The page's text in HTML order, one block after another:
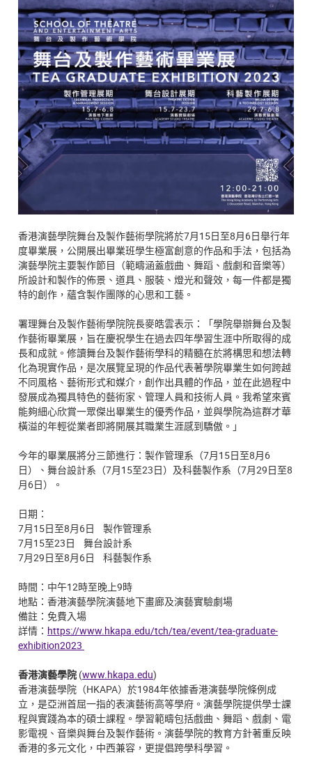
香港演藝學院舞台及製作藝術學院將於7月15日至8月6日舉行年
度畢業展，公開展出畢業班學生極富創意的作品和手法，包括為
演藝學院主要製作節目（範疇涵蓋戲曲、舞蹈、戲劇和音樂等）
所設計和製作的佈景、道具、服裝、燈光和聲效，每一件都是獨
特的創作，蘊含製作團隊的心思和工藝。
署理舞台及製作藝術學院院長麥皓雲表示：「學院舉辦舞台及製
作藝術畢業展，旨在慶祝學生在過去四年學習生涯中所取得的成
長和成就。修讀舞台及製作藝術學科的精髓在於將構思和想法轉
化為現實作品，是次展覽呈現的作品代表著學院畢業生如何跨越
不同風格、藝術形式和媒介，創作出具體的作品，並在此過程中
發展成為獨具特色的藝術家、管理人員和技術人員。我希望來賓
能夠細心欣賞一眾傑出畢業生的優秀作品，並與學院為這群才華
橫溢的年輕從業者即將開展其職業生涯感到驕傲。」
今年的畢業展將分三節進行：製作管理系（7月15日至8月6
日）、舞台設計系（7月15至23日）及科藝製作系（7月29日至8
月6日）。
日期：
7月15日至8月6日 製作管理系
7月15至23日 舞台設計系
7月29日至8月6日 科藝製作系
時間：中午12時至晚上9時
地點：香港演藝學院演藝地下畫廊及演藝實驗劇場
備註：免費入場
詳情： https://www.hkapa.edu/tch/tea/event/tea-graduate-
exhibition2023
香港演藝學院 (www.hkapa.edu)
香港演藝學院（HKAPA）於1984年依據香港演藝學院條例成
立，是亞洲首屈一指的表演藝術高等學府。演藝學院提供學士課
程與實踐為本的碩士課程。學習範疇包括戲曲、舞蹈、戲劇、電
影電視、音樂與舞台及製作藝術。演藝學院的教育方針著重反映
香港的多元文化，中西兼容，更提倡跨學科學習。